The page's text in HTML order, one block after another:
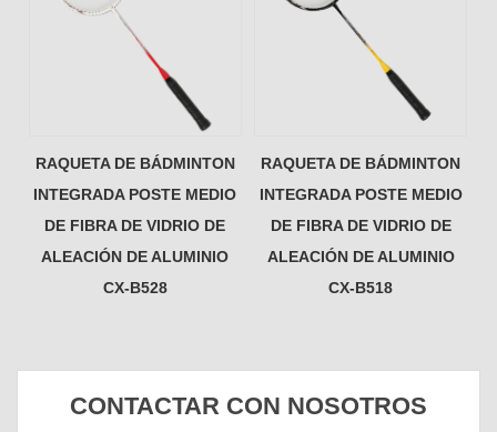
RAQUETA DE BÁDMINTON
INTEGRADA POSTE MEDIO
DE FIBRA DE VIDRIO DE
ALEACIÓN DE ALUMINIO
CX-B528
RAQUETA DE BÁDMINTON
INTEGRADA POSTE MEDIO
DE FIBRA DE VIDRIO DE
ALEACIÓN DE ALUMINIO
CX-B518
CONTACTAR CON NOSOTROS